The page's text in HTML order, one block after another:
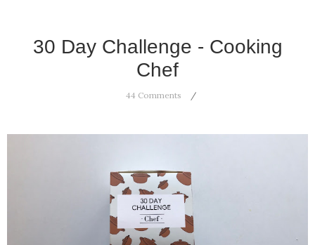
30 Day Challenge - Cooking
Chef
44 Comments